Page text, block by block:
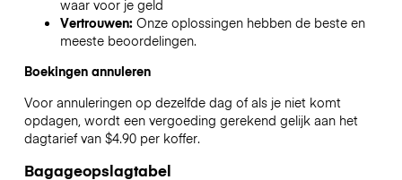
waar voor je geld
Vertrouwen: Onze oplossingen hebben de beste en
meeste beoordelingen.
Boekingen annuleren
Voor annuleringen op dezelfde dag of als je niet komt
opdagen, wordt een vergoeding gerekend gelijk aan het
dagtarief van $4.90 per koffer.
Bagageopslagtabel